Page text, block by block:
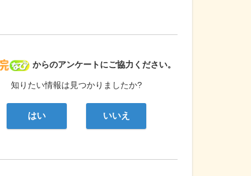
病院なび
からのアンケートにご協力ください。
知りたい情報は見つかりましたか?
はい いいえ